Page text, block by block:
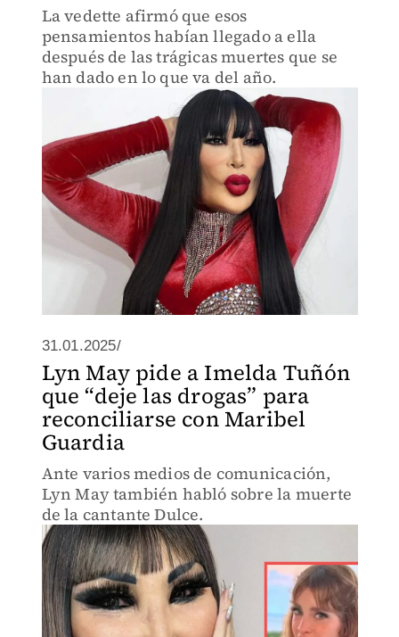
La vedette afirmó que esos
pensamientos habían llegado a ella
después de las trágicas muertes que se
han dado en lo que va del año.
31.01.2025/
Lyn May pide a Imelda Tuñón
que “deje las drogas” para
reconciliarse con Maribel
Guardia
Ante varios medios de comunicación,
Lyn May también habló sobre la muerte
de la cantante Dulce.